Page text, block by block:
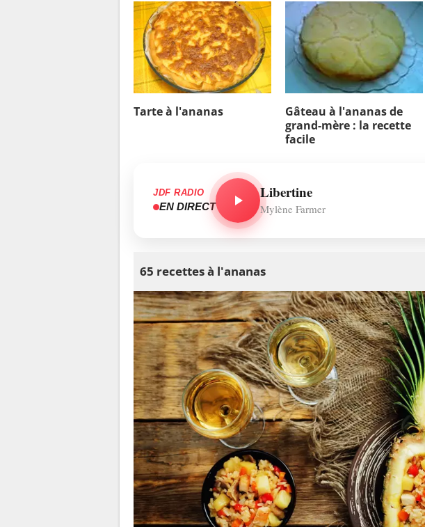
Tarte à l'ananas
Gâteau à l'ananas de
grand-mère : la recette
facile
JDF RADIO
EN DIRECT
Libertine
Mylène Farmer
65 recettes à l'ananas